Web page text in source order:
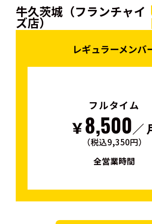
牛久茨城（フランチャイ
ズ店）
レギュラーメンバ
フルタイム
￥8,500／
（税込9,350円）
全営業時間